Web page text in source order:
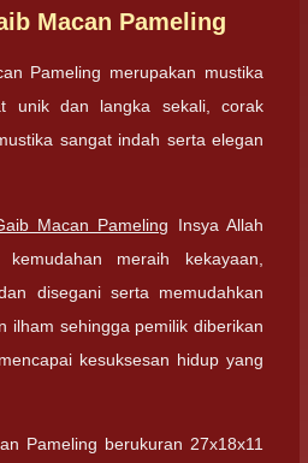
Macan Pameling
Pameling merupakan mustika
unik dan langka sekali, corak
sangat indah serta elegan
Macan Pameling Insya Allah
meraih kekayaan,
disegani serta memudahkan
ilham sehingga pemilik diberikan
kesuksesan hidup yang
Pameling berukuran 27x18x11